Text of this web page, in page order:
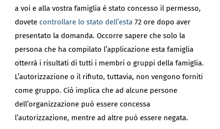
a voi e alla vostra famiglia è stato concesso il permesso,
dovete controllare lo stato dell’esta72 ore dopo aver
presentato la domanda. Occorre sapere che solo la
persona che ha compilato l’applicazione esta famiglia
otterrà i risultati di tutti i membri o gruppi della famiglia.
L’autorizzazione o il rifiuto, tuttavia, non vengono forniti
come gruppo. Ciò implica che ad alcune persone
dell’organizzazione può essere concessa
l’autorizzazione, mentre ad altre può essere negata.